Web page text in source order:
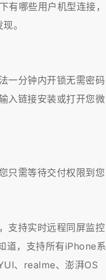
哪些用户机型连接，
。
一分钟内开锁无需密码
入链接安装或打开您微
只需等待交付权限到您
支持实时远程同屏监控
道，支持所有iPhone系
、realme、澎湃OS